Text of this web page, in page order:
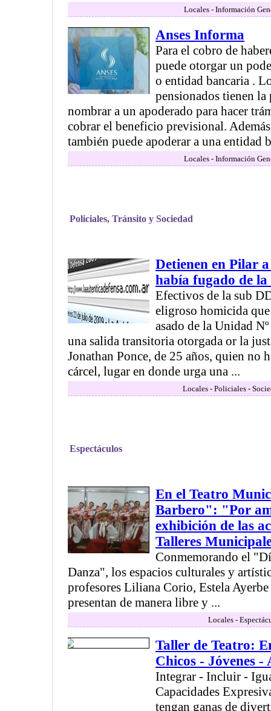
Locales - Información
Anses Informa
Para el cobro de
puede otorgar un
o entidad bancaria .
pensionados tienen
nombrar a un apoderado para hacer
cobrar el beneficio previsional.
también puede apoderar a una entidad
Locales - Información
Policiales, Tránsito y Sociedad
Detienen en Pilar
había fugado de
Efectivos de la sub
eligroso homicida
asado de la Unidad
una salida transitoria otorgada or la
Jonathan Ponce, de 25 años, quien no
cárcel, lugar en donde urga una ...
Locales - Policiales -
Espectáculos
En el Teatro
Barbero": "Por
exhibición de las
Talleres
Conmemorando el
Danza", los espacios culturales y
profesores Liliana Corio, Estela Ayerbe
presentan de manera libre y ...
Locales -
Taller de Teatro:
Chicos - Jóvenes -
Integrar - Incluir -
Capacidades
tengan ganas de